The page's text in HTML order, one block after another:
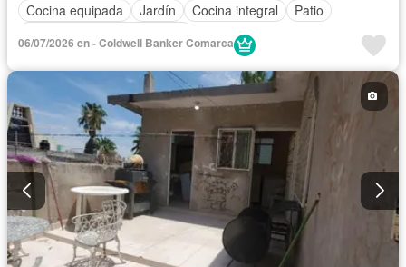
Cocina equipada
Jardín Cocina integral
Patio
06/07/2026 en - Coldwell Banker Comarca